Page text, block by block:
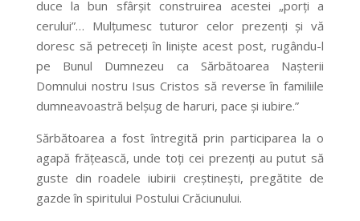
duce la bun sfârşit construirea acestei „porţi a
cerului”… Mulţumesc tuturor celor prezenţi şi vă
doresc să petreceţi în linişte acest post, rugându-l
pe Bunul Dumnezeu ca Sărbătoarea Naşterii
Domnului nostru Isus Cristos să reverse în familiile
dumneavoastră belşug de haruri, pace şi iubire.”
Sărbătoarea a fost întregită prin participarea la o
agapă frăţească, unde toţi cei prezenţi au putut să
guste din roadele iubirii creştineşti, pregătite de
gazde în spiritului Postului Crăciunului.